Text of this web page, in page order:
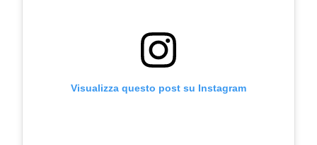
Visualizza questo post su Instagram
Cosmprof Worldwide Bologna